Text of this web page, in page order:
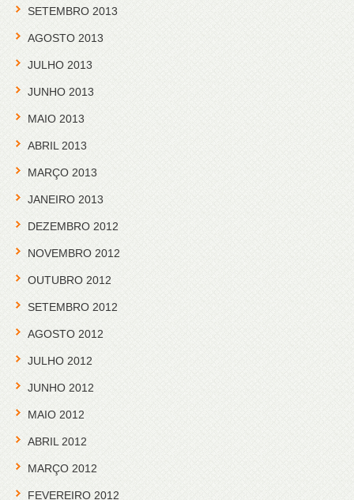
SETEMBRO 2013
AGOSTO 2013
JULHO 2013
JUNHO 2013
MAIO 2013
ABRIL 2013
MARÇO 2013
JANEIRO 2013
DEZEMBRO 2012
NOVEMBRO 2012
OUTUBRO 2012
SETEMBRO 2012
AGOSTO 2012
JULHO 2012
JUNHO 2012
MAIO 2012
ABRIL 2012
MARÇO 2012
FEVEREIRO 2012